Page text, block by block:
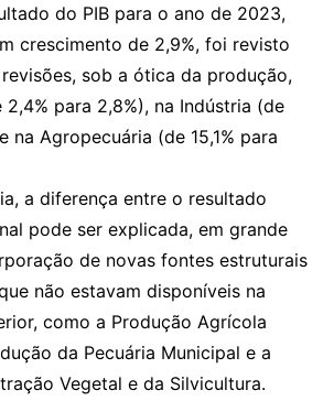
do PIB para o ano de 2023,
crescimento de 2,9%, foi revisto
sob a ótica da produção,
para 2,8%), na Indústria (de
na Agropecuária (de 15,1% para
a diferença entre o resultado
pode ser explicada, em grande
de novas fontes estruturais
não estavam disponíveis na
como a Produção Agrícola
da Pecuária Municipal e a
Vegetal e da Silvicultura.